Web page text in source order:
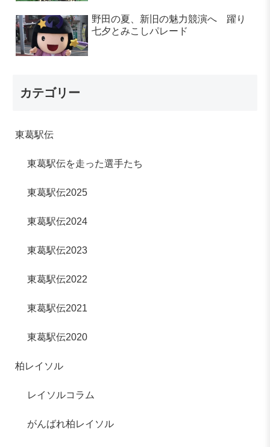
野田の夏、新旧の魅力競演へ 躍り
七夕とみこしパレード
カテゴリー
東葛駅伝
東葛駅伝を走った選手たち
東葛駅伝2025
東葛駅伝2024
東葛駅伝2023
東葛駅伝2022
東葛駅伝2021
東葛駅伝2020
柏レイソル
レイソルコラム
がんばれ柏レイソル